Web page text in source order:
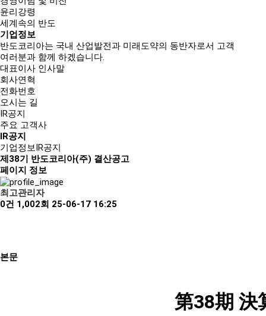
윤리강령
세계속의 반도
기업정보
반도코리아는 국내 산업발전과 미래도약의 동반자로서 고객
여러분과 함께 하겠습니다.
대표이사 인사말
회사연혁
전화번호
오시는 길
IR공지
주요 고객사
IR공지
기업정보IR공지
제38기 반도코리아(주) 결산공고
페이지 정보
최고관리자
0건 1,002회 25-06-17 16:25
본문
第38期 決